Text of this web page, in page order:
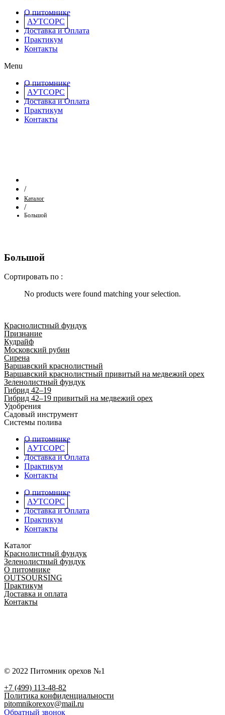
О питомнике
АУТСОРС
Доставка и Оплата
Практикум
Контакты
Menu
О питомнике
АУТСОРС
Доставка и Оплата
Практикум
Контакты
/
Каталог
/
Большой
Большой
Сортировать по :
No products were found matching your selection.
Краснолистный фундук
Признание
Кудрайф
Московский рубин
Сирена
Варшавский краснолистный
Варшавский краснолистный привитый на медвежий орех
Зеленолистный фундук
Гибрид 42–19
Гибрид 42–19 привитый на медвежий орех
Удобрения
Садовый инструмент
Системы полива
О питомнике
АУТСОРС
Доставка и Оплата
Практикум
Контакты
О питомнике
АУТСОРС
Доставка и Оплата
Практикум
Контакты
Каталог
Краснолистный фундук
Зеленолистный фундук
О питомнике
OUTSOURSING
Практикум
Доставка и оплата
Контакты
© 2022 Питомник орехов №1
+7 (499) 113-48-82
Политика конфиденциальности
pitomnikorexov@mail.ru
Обратный звонок